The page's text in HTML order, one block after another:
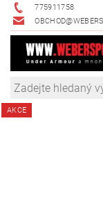
775911758
AKCE